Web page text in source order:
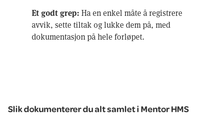
Et godt grep: Ha en enkel måte å registrere
avvik, sette tiltak og lukke dem på, med
dokumentasjon på hele forløpet.
Slik dokumenterer du alt samlet i Mentor HMS